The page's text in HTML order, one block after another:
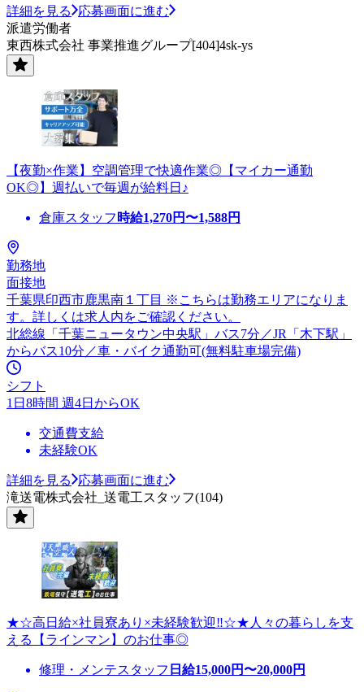
詳細を見る
応募画面に進む
派遣労働者
東西株式会社 事業推進グループ[404]4sk-ys
【夜勤×作業】空調管理で快適作業◎【マイカー通勤
OK◎】週払いで毎週が給料日♪
倉庫スタッフ 時給1,270円〜1,588円
勤務地
面接地
千葉県印西市鹿黒南１丁目 ※こちらは勤務エリアになりま
す。詳しくは求人内をご確認ください。
北総線「千葉ニュータウン中央駅」バス7分／JR「木下駅」
からバス10分／車・バイク通勤可(無料駐車場完備)
シフト
1日8時間 週4日からOK
交通費支給
未経験OK
詳細を見る
応募画面に進む
滝送電株式会社_送電工スタッフ(104)
★☆高日給×社員寮あり×未経験歓迎‼☆★人々の暮らしを支
える【ラインマン】のお仕事◎
修理・メンテスタッフ 日給15,000円〜20,000円